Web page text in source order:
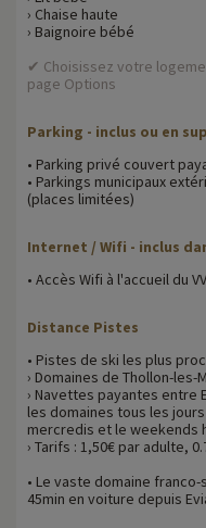
› Chaise haute
› Baignoire bébé
✔ Choisissez votre
page Options
Parking - inclus ou en
• Parking privé couvert
• Parkings municipaux
(places limitées)
Internet / Wifi - inclus
• Accès Wifi à l'accueil du
Distance Pistes
• Pistes de ski les plus
› Domaines de Thollon-
› Navettes payantes entre
les domaines tous les
mercredis et le weekends
› Tarifs : 1,50€ par adulte,
• Le vaste domaine
45min en voiture depuis